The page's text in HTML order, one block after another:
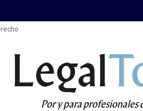
Legal
Por y para profesionales